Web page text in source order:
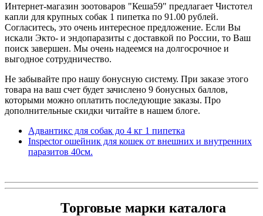
Интернет-магазин зоотоваров "Кеша59" предлагает Чистотел
капли для крупных собак 1 пипетка по 91.00 рублей.
Согласитесь, это очень интересное предложение. Если Вы
искали Экто- и эндопаразиты с доставкой по России, то Ваш
поиск завершен. Мы очень надеемся на долгосрочное и
выгодное сотрудничество.
Не забывайте про нашу бонусную систему. При заказе этого
товара на ваш счет будет зачислено 9 бонусных баллов,
которыми можно оплатить последующие заказы. Про
дополнительные скидки читайте в нашем блоге.
Адвантикс для собак до 4 кг 1 пипетка
Inspector ошейник для кошек от внешних и внутренних
паразитов 40см.
Торговые марки каталога